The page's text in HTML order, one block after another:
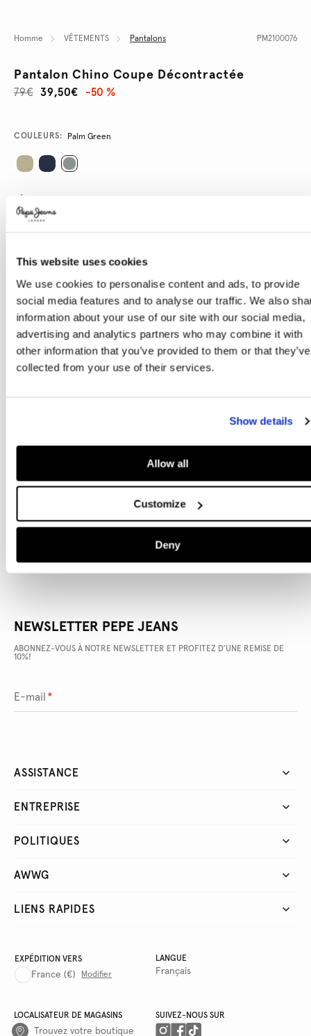
This website uses cookies
We use cookies to personalise content and ads, to provide
social media features and to analyse our traffic. We also
information about your use of our site with our social media,
advertising and analytics partners who may combine it with
other information that you’ve provided to them or that they’ve
collected from your use of their services.
Show details
Allow all
Customize
Deny
Homme VÊTEMENTS Pantalons PM2100076
Pantalon Chino Coupe Décontractée
39,50€
79€ -50 %
Promotions
Variations
COULEURS: Palm Green
Le mannequin porte: 32 Taille du mannequin: 1.88 m
AJOUTER AU PANIER
DÉTAILS DU PRODUIT
NEWSLETTER PEPE JEANS
ABONNEZ-VOUS À NOTRE NEWSLETTER ET PROFITEZ D'UNE REMISE DE
10%!
E-mail *
ASSISTANCE
ENTREPRISE
POLITIQUES
AWWG
LIENS RAPIDES
EXPÉDITION VERS
France (€) Modifier
LANGUE
Français
LOCALISATEUR DE MAGASINS
Trouvez votre boutique
SUIVEZ-NOUS SUR